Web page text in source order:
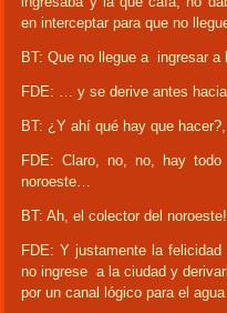
en interceptar para que no
BT: Que no llegue a ingresar a
FDE: … y se derive antes
BT: ¿Y ahí qué hay que
FDE: Claro, no, no, hay
noroeste…
BT: Ah, el colector del
FDE: Y justamente la
no ingrese a la ciudad y
por un canal lógico para el